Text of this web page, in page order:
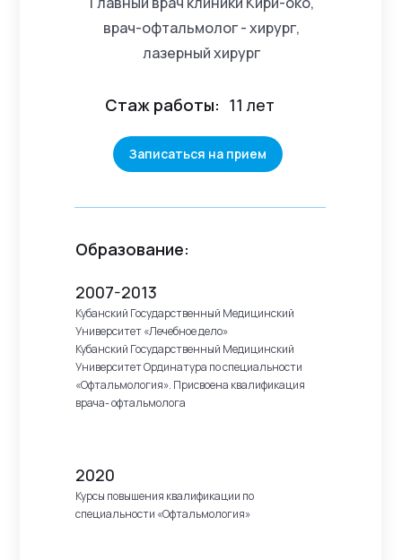
врач-офтальмолог - хирург,
лазерный хирург
Стаж работы: 11 лет
Записаться на прием
Образование:
2007-2013
Кубанский Государственный Медицинский
Университет «Лечебное дело»
Кубанский Государственный Медицинский
Университет Ординатура по специальности
«Офтальмология». Присвоена квалификация
врача- офтальмолога
2020
Курсы повышения квалификации по
специальности «Офтальмология»